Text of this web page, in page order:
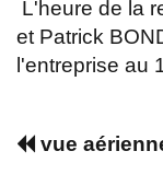
L'heure de la
et Patrick
l'entreprise au
vue